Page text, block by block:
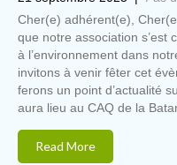
Cher(e) adhérent(e),
que notre association s’est
à l’environnement dans
invitons à venir fêter cet
ferons un point d’actualité
aura lieu au CAQ de la
Read More